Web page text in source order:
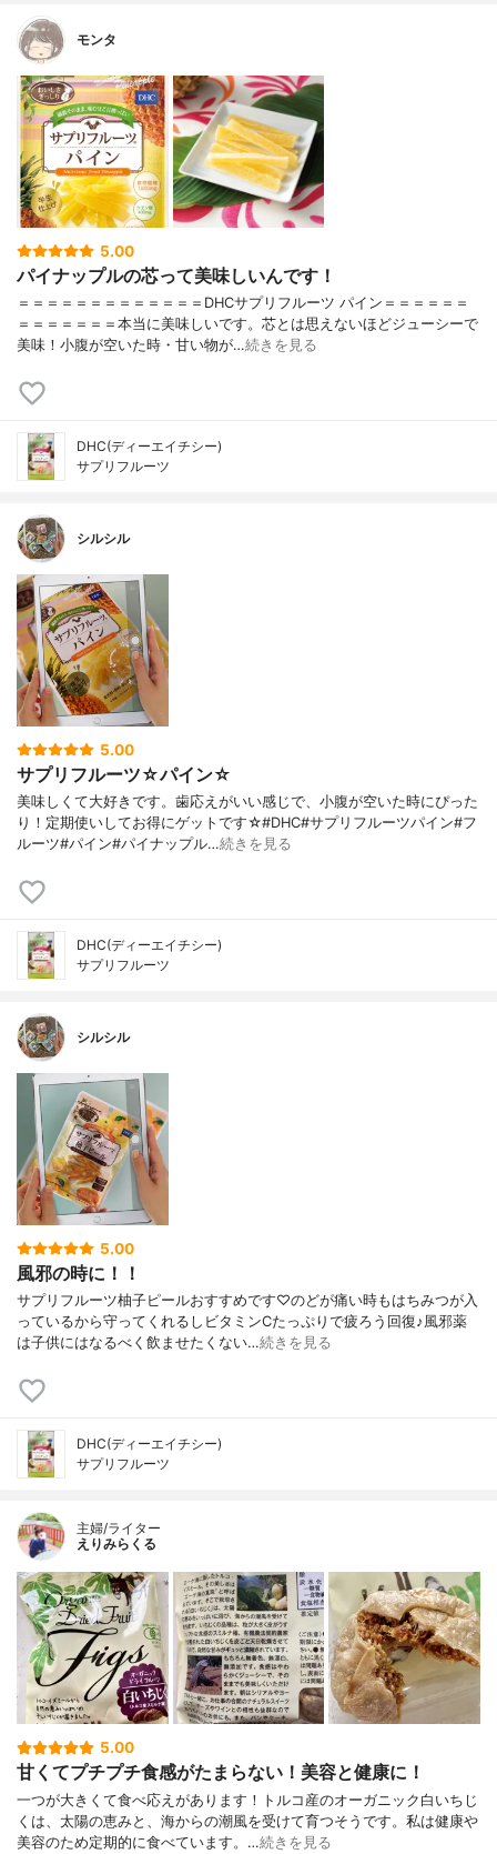
モンタ
5.00
パイナップルの芯って美味しいんです！
＝＝＝＝＝＝＝＝＝＝＝＝＝DHCサプリフルーツ パイン＝＝＝＝＝＝
＝＝＝＝＝＝＝本当に美味しいです。芯とは思えないほどジューシーで
美味！小腹が空いた時・甘い物が…続きを見る
DHC(ディーエイチシー)
サプリフルーツ
シルシル
5.00
サプリフルーツ☆パイン☆
美味しくて大好きです。歯応えがいい感じで、小腹が空いた時にぴった
り！定期使いしてお得にゲットです☆#DHC#サプリフルーツパイン#フ
ルーツ#パイン#パイナップル…続きを見る
DHC(ディーエイチシー)
サプリフルーツ
シルシル
5.00
風邪の時に！！
サプリフルーツ柚子ピールおすすめです♡のどが痛い時もはちみつが入
っているから守ってくれるしビタミンCたっぷりで疲ろう回復♪風邪薬
は子供にはなるべく飲ませたくない…続きを見る
DHC(ディーエイチシー)
サプリフルーツ
主婦/ライター
えりみらくる
5.00
甘くてプチプチ食感がたまらない！美容と健康に！
一つが大きくて食べ応えがあります！トルコ産のオーガニック白いちじ
くは、太陽の恵みと、海からの潮風を受けて育つそうです。私は健康や
美容のため定期的に食べています。…続きを見る